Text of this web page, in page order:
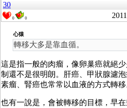
30
0 0
心猿
轉移大多是靠血循。
這是指一般的肉瘤，像卵巢癌就絕
制還不是很明朗。肝癌、甲狀腺濾
素瘤、腎癌也常常以血液的方式轉移
也有一說是，會被轉移的目標，早